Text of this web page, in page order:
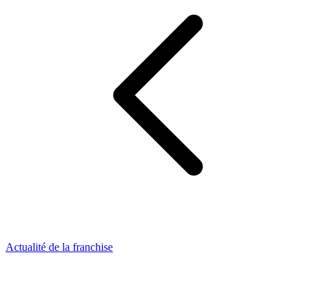
Actualité de la franchise